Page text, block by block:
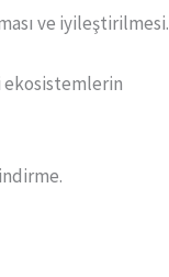
ve iyileştirilmesi.
ekosistemlerin